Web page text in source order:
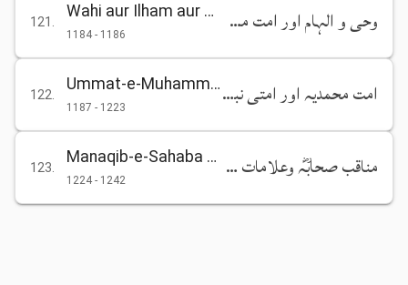
121
Wahi aur Ilham aur Ummat-e-Muhammadiyah
1184 - 1186 وحی و الہام اور امت محمدیہ
122
Ummat-e-Muhammadiyah aur Ummati Nabi
1187 - 1223 امت محمدیہ اور امتی نبی
123
Manaqib-e-Sahaba aur Alamat-e-Auliya
1224 - 1242 مناقب صحابؓہ وعلامات الاولیاء